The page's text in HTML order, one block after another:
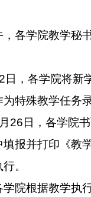
，各学院教学秘
日，各学院将新
为特殊教学任务
月 26 日，各学院
报并打印《教
。
学院根据教学执